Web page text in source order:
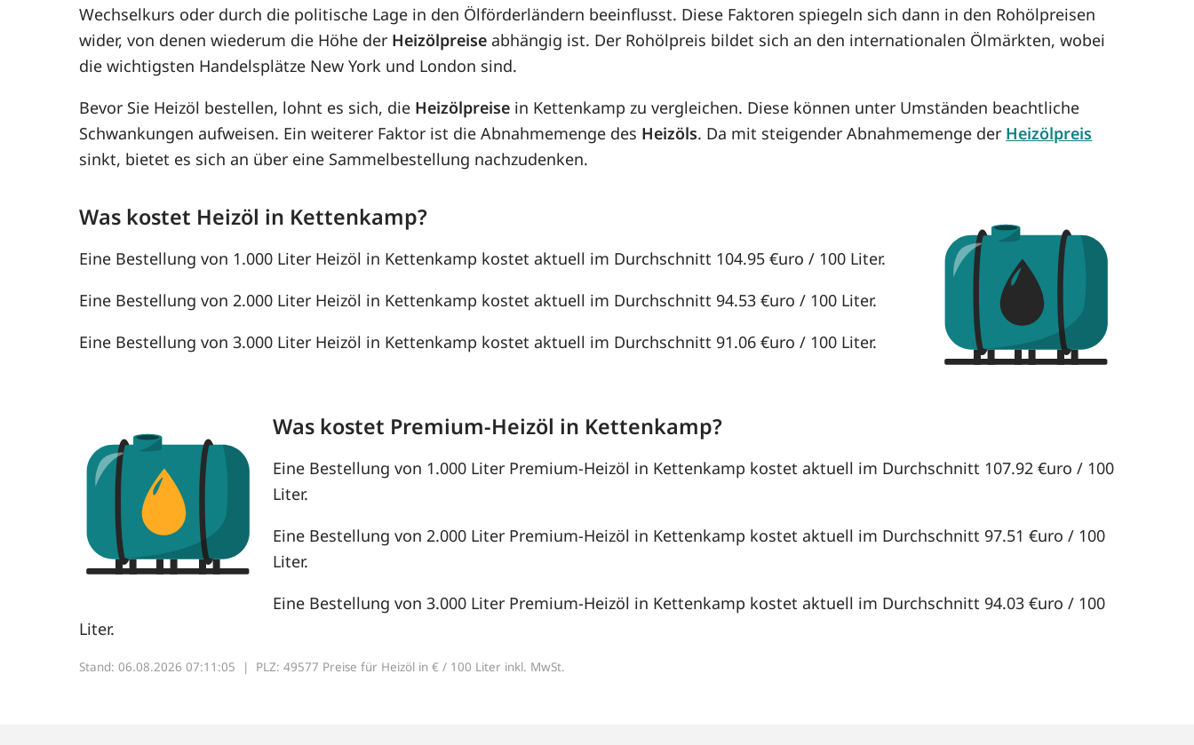
Wechselkurs oder durch die politische Lage in den Ölförderländern beeinflusst. Diese Faktoren spiegeln sich dann in den Rohölpreisen
wider, von denen wiederum die Höhe der Heizölpreise abhängig ist. Der Rohölpreis bildet sich an den internationalen Ölmärkten, wobei
die wichtigsten Handelsplätze New York und London sind.
Bevor Sie Heizöl bestellen, lohnt es sich, die Heizölpreise in Kettenkamp zu vergleichen. Diese können unter Umständen beachtliche
Schwankungen aufweisen. Ein weiterer Faktor ist die Abnahmemenge des Heizöls. Da mit steigender Abnahmemenge der Heizölpreis
sinkt, bietet es sich an über eine Sammelbestellung nachzudenken.
Was kostet Heizöl in Kettenkamp?
Eine Bestellung von 1.000 Liter Heizöl in Kettenkamp kostet aktuell im Durchschnitt 104.95 €uro / 100 Liter.
Eine Bestellung von 2.000 Liter Heizöl in Kettenkamp kostet aktuell im Durchschnitt 94.53 €uro / 100 Liter.
Eine Bestellung von 3.000 Liter Heizöl in Kettenkamp kostet aktuell im Durchschnitt 91.06 €uro / 100 Liter.
Was kostet Premium-Heizöl in Kettenkamp?
Eine Bestellung von 1.000 Liter Premium-Heizöl in Kettenkamp kostet aktuell im Durchschnitt 107.92 €uro / 100
Liter.
Eine Bestellung von 2.000 Liter Premium-Heizöl in Kettenkamp kostet aktuell im Durchschnitt 97.51 €uro / 100
Liter.
Eine Bestellung von 3.000 Liter Premium-Heizöl in Kettenkamp kostet aktuell im Durchschnitt 94.03 €uro / 100
Liter.
Stand: 06.08.2026 07:11:05 | PLZ: 49577 Preise für Heizöl in € / 100 Liter inkl. MwSt.